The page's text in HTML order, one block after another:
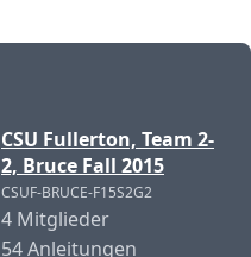
CSU Fullerton, Team 2-
2, Bruce Fall 2015
CSUF-BRUCE-F15S2G2
4 Mitglieder
54 Anleitungen